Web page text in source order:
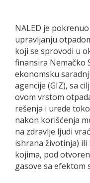
NALED je
upravljanju
koji se sprovodi u
finansira Nemačko
ekonomsku
agencije (GIZ), sa
ovom vrstom
rešenja i urede
nakon korišćenja
na zdravlje ljudi
ishrana životinja) ili
kojima, pod
gasove sa efektom